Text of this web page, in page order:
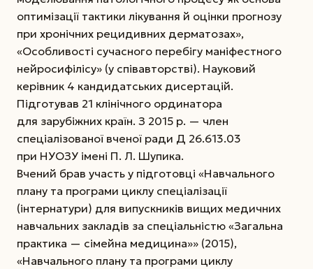
оптимізації тактики лікування й оцінки прогнозу
при хронічних рецидивних дерматозах»,
«Особливості сучасного перебігу маніфестного
нейросифілісу» (у співавторстві). Науковий
керівник 4 кандидатських дисертацій.
Підготував 21 клінічного ординатора
для зарубіжних країн. З 2015 р. — член
спеціалізованої вченої ради Д 26.613.03
при НУОЗУ імені П. Л. Шупика.
Вчений брав участь у підготовці «Навчального
плану та програми циклу спеціалізації
(інтернатури) для випускників вищих медичних
навчальних закладів за спеціальністю «Загальна
практика — сімейна медицина»» (2015),
«Навчального плану та програми циклу